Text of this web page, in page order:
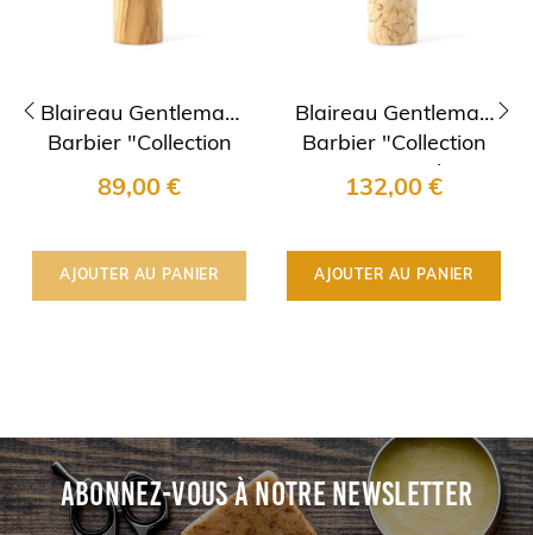
Blaireau Gentleman
Barbier "Collection
1990" en Bois..
89,00 €
AJOUTER AU PANIER
Blaireau Gentleman
Barbier "Collection
1990" en Bouleau..
132,00 €
AJOUTER AU PANIER
ABONNEZ-VOUS À NOTRE NEWSLETTER